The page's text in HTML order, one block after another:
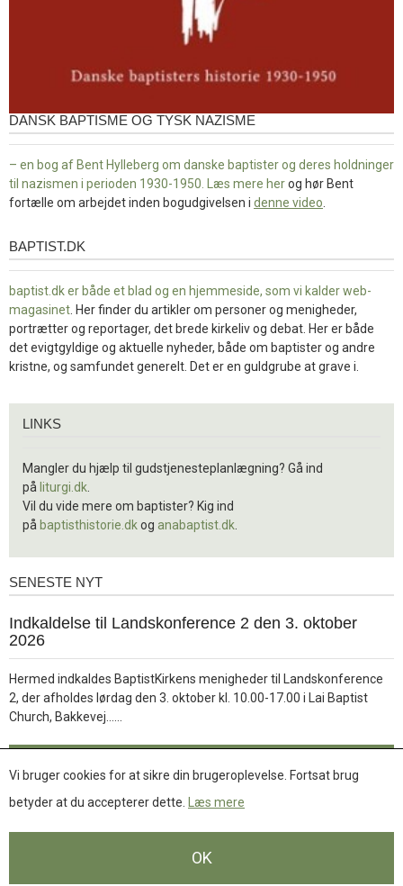
DANSK BAPTISME OG TYSK NAZISME
– en bog af Bent Hylleberg om danske baptister og deres holdninger
til nazismen i perioden 1930-1950. Læs mere herog hør Bent
fortælle om arbejdet inden bogudgivelsen i denne video.
baptist.dk
BAPTIST.DK
baptist.dk er både et blad og en hjemmeside, som vi kalder web-
magasinet. Her finder du artikler om personer og menigheder,
portrætter og reportager, det brede kirkeliv og debat. Her er både
det evigtgyldige og aktuelle nyheder, både om baptister og andre
kristne, og samfundet generelt. Det er en guldgrube at grave i.
LINKS
Mangler du hjælp til gudstjenesteplanlægning? Gå ind
på liturgi.dk.
Vil du vide mere om baptister? Kig ind
på baptisthistorie.dkog anabaptist.dk.
Seneste
SENESTE NYT
1.
jul.
Indkaldelse til Landskonference 2 den 3. oktober
2026
Hermed indkaldes BaptistKirkens menigheder til Landskonference
2, der afholdes lørdag den 3. oktober kl. 10.00-17.00 i Lai Baptist
Church, Bakkevej……
Læs mere
Vi bruger cookies for at sikre din brugeroplevelse. Fortsat brug
betyder at du accepterer dette.
Læs mere
OK